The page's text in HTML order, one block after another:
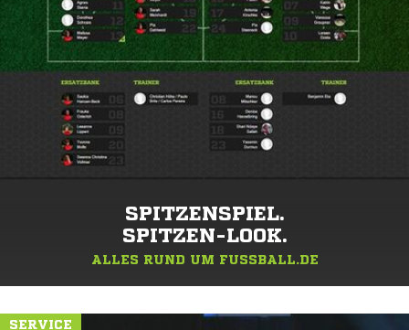
SPITZENSPIEL.
SPITZEN-LOOK.
ALLES RUND UM FUSSBALL.DE
SERVICE